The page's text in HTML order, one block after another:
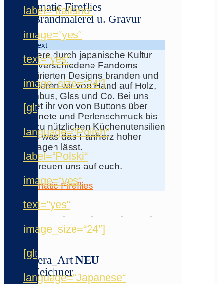
label=“Italiano“
image=“yes“
text=“yes“
image_size=“24″]
[glt
language=“Polish“
label=“Polski“
image=“yes“
text=“yes“
image_size=“24″]
[glt
language=“Japanese“
Prismatic Fireflies
★ Brandmalerei u. Gravur
Info-Text
Unsere durch japanische Kultur
und verschiedene Fandoms
inspirierten Designs branden und
gravieren wir von Hand auf Holz,
Bambus, Glas und Co. Bei uns
findet ihr von von Buttons über
Magnete und Perlenschmuck bis
hin zu nützlichen Küchenutensilien
alles was das Fanherz höher
schlagen lässt.
Wir freuen uns auf euch.
Prismatic Fireflies
Kurera_Art NEU
★ Zeichner